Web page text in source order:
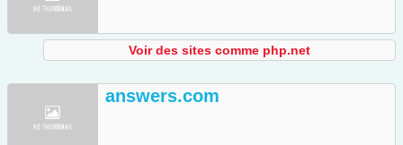
Voir des sites comme php.net
answers.com